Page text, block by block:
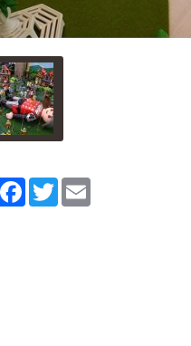
Facebook
TwitterEmail